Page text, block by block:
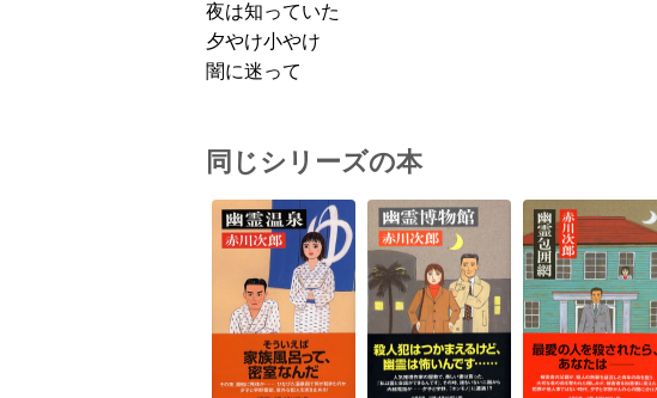
夜は知っていた
夕やけ小やけ
闇に迷って
同じシリーズの本